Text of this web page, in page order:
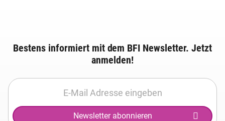
Bestens informiert mit dem BFI Newsletter. Jetzt
anmelden!
Newsletter abonnieren